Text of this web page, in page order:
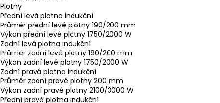
Plotny
Přední levá plotna indukční
Průměr přední levé plotny 190/200 mm
Výkon přední levé plotny 1750/2000 W
Zadní levá plotna indukční
Průměr zadní levé plotny 190/200 mm
Výkon zadní levé plotny 1750/2000 W
Zadní pravá plotna indukční
Průměr zadní pravé plotny 200 mm
Výkon zadní pravé plotny 2100/3000 W
Přední pravá plotna indukční